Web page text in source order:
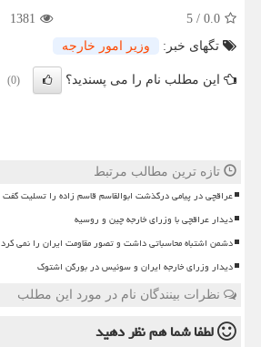
0.0
/
5
1381
تگهای خبر:
وزیر امور خارجه
این مطلب نام را می پسندید؟ (0)
تازه ترین مطالب مرتبط
عراقچی در پیامی درگذشت ابوالقاسم قاسم زاده را تسلیت گفت
دیدار عراقچی با وزرای خارجه چین و روسیه
دشمن اشتباه محاسباتی داشت و تصور مقاومت ایران را نمی کرد
دیدار وزرای خارجه ایران و سوئیس در بورگن اشتوک
نظرات بینندگان نام در مورد این مطلب
لطفا شما همنظر دهید